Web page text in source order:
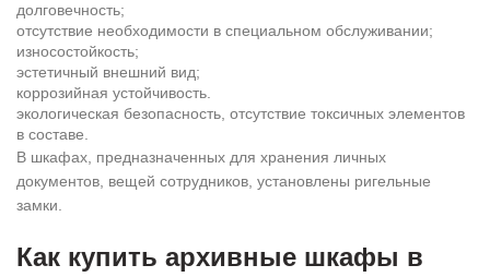
долговечность;
отсутствие необходимости в специальном обслуживании;
износостойкость;
эстетичный внешний вид;
коррозийная устойчивость.
экологическая безопасность, отсутствие токсичных элементов
в составе.
В шкафах, предназначенных для хранения личных
документов, вещей сотрудников, установлены ригельные
замки.
Как купить архивные шкафы в